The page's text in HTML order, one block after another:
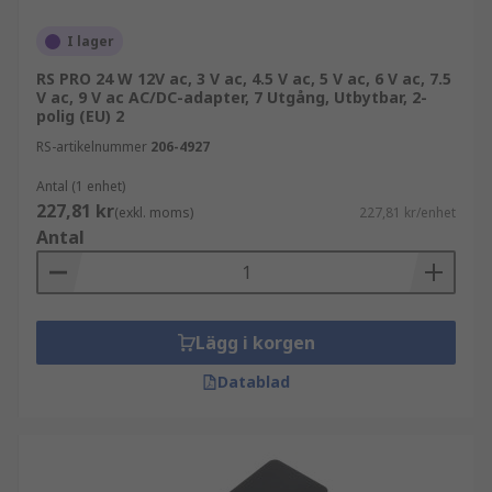
Hur fungerar en AC/DC-adapter?
En AC/DC-adapter består av en central enhet som
drar ström från ett växelströmsuttag, den
har en specifik effektklassning, mätt i volt eller
watt som den kan hantera och enhetens uteffekt.
På grund av effektklassningen och typen av
kontakt i änden är en AC-adapter inte universell
och kan endast användas med enheter med
samma krav och anslutning.
Internationella nätadaptrar
till områden med olika kontakttyper som
I lager
RS PRO 24 W 12V ac, 3 V ac, 4.5 V ac, 5 V ac, 6 V ac, 7.5
V ac, 9 V ac AC/DC-adapter, 7 Utgång, Utbytbar, 2-
polig (EU) 2
RS-artikelnummer 206-4927
Antal (1 enhet)
227,81 kr(exkl. moms) 227,81 kr/enhet
Antal
Lägg i korgen
Datablad